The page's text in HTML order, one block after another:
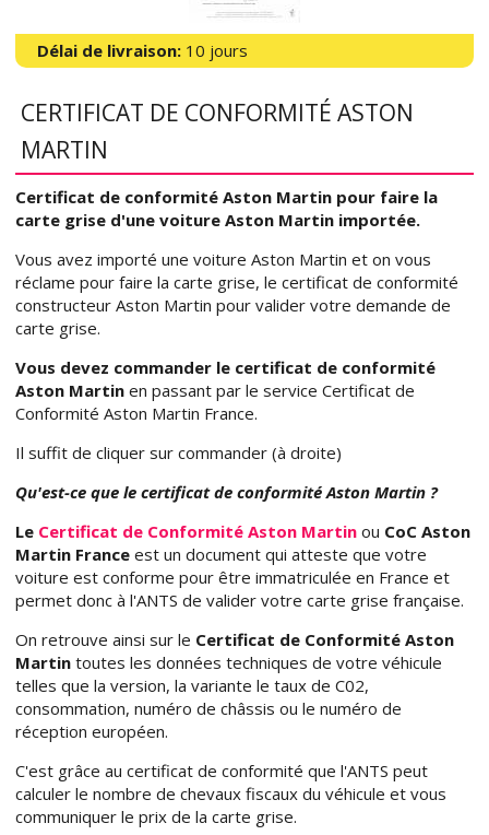
Délai de livraison: 10 jours
CERTIFICAT DE CONFORMITÉ ASTON
MARTIN
Certificat de conformité Aston Martin pour faire la
carte grise d'une voiture Aston Martin importée.
Vous avez importé une voiture Aston Martin et on vous
réclame pour faire la carte grise, le certificat de conformité
constructeur Aston Martin pour valider votre demande de
carte grise.
Vous devez commander le certificat de conformité
Aston Martinen passant par le service Certificat de
Conformité Aston Martin France.
Il suffit de cliquer sur commander (à droite)
Qu'est-ce que le certificat de conformité Aston Martin ?
Le Certificat de Conformité Aston Martin ou CoC Aston
Martin France est un document qui atteste que votre
voiture est conforme pour être immatriculée en France et
permet donc à l'ANTS de valider votre carte grise française.
On retrouve ainsi sur le Certificat de Conformité Aston
Martin toutes les données techniques de votre véhicule
telles que la version, la variante le taux de C02,
consommation, numéro de châssis ou le numéro de
réception européen.
C'est grâce au certificat de conformité que l'ANTS peut
calculer le nombre de chevaux fiscaux du véhicule et vous
communiquer le prix de la carte grise.